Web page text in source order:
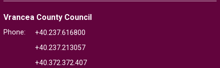
Vrancea County Council
Phone:
+40.237.616800
+40.237.213057
+40.372.372.407